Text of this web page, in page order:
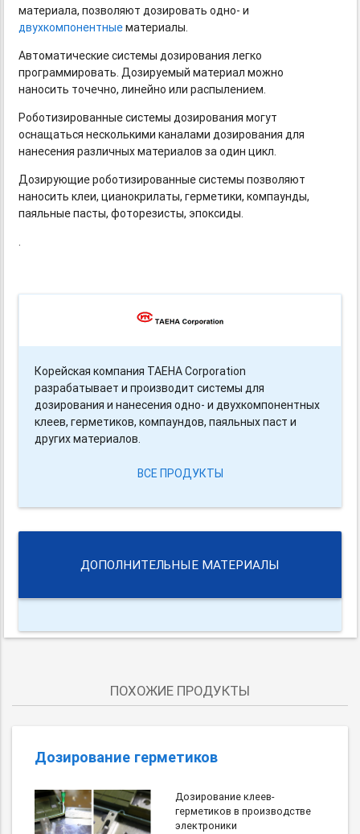
материала, позволяют дозировать одно- и
двухкомпонентныематериалы.
Автоматические системы дозирования легко
программировать. Дозируемый материал можно
наносить точечно, линейно или распылением.
Роботизированные системы дозирования могут
оснащаться несколькими каналами дозирования для
нанесения различных материалов за один цикл.
Дозирующие роботизированные системы позволяют
наносить клеи, цианокрилаты, герметики, компаунды,
паяльные пасты, фоторезисты, эпоксиды.
.
Корейская компания TAEHA Corporation
разрабатывает и производит системы для
дозирования и нанесения одно- и двухкомпонентных
клеев, герметиков, компаундов, паяльных паст и
других материалов.
ВСЕ ПРОДУКТЫ
ДОПОЛНИТЕЛЬНЫЕ МАТЕРИАЛЫ
ПОХОЖИЕ ПРОДУКТЫ
Дозирование герметиков
Дозирование клеев-
герметиков в производстве
электроники